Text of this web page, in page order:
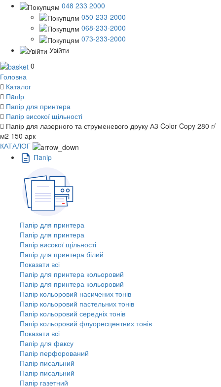
048 233 2000
050-233-2000
068-233-2000
073-233-2000
Увійти
0
Головна
Каталог
Пaпiр
Папір для принтера
Папір високої щільності
Папір для лазерного та струменевого друку А3 Color Copy 280 г/
м2 150 арк
КАТАЛОГ
Пaпiр
Папір для принтера
Папір для принтера
Папір високої щільності
Папір для принтера білий
Показати всі
Папір для принтера кольоровий
Папір для принтера кольоровий
Папір кольоровий насичених тонів
Папір кольоровий пастельних тонів
Папір кольоровий середніх тонів
Папір кольоровий флуоресцентних тонів
Показати всі
Папір для факсу
Папір перфорований
Папір писальний
Папір писальний
Папір газетний